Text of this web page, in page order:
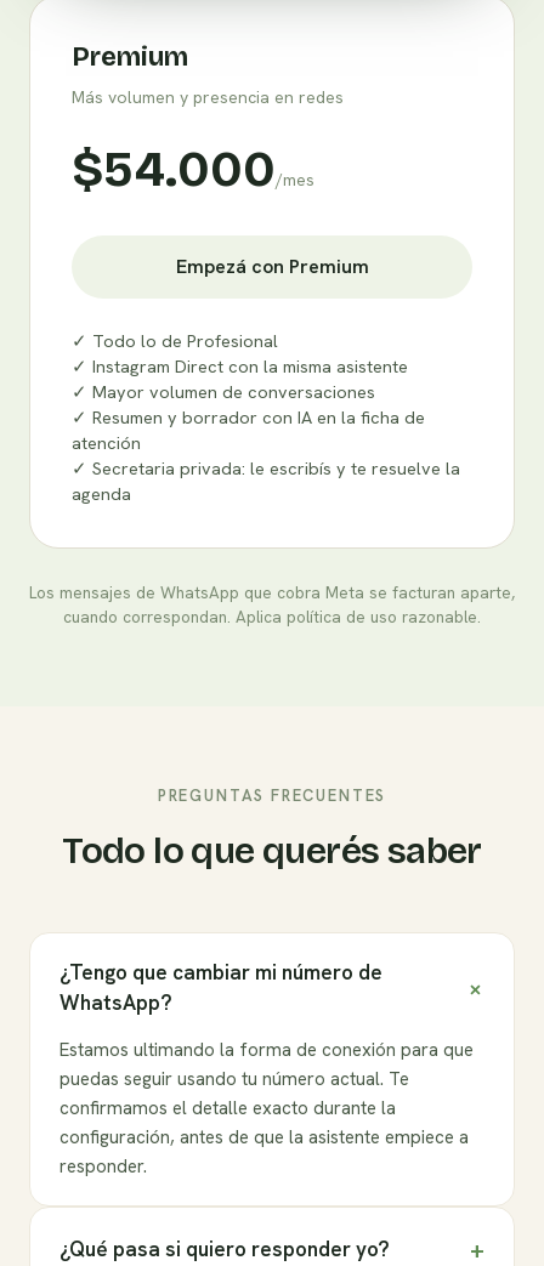
Premium
Más volumen y presencia en redes
$54.000/mes
Empezá con Premium
✓ Todo lo de Profesional
✓ Instagram Direct con la misma asistente
✓ Mayor volumen de conversaciones
✓ Resumen y borrador con IA en la ficha de
atención
✓ Secretaria privada: le escribís y te resuelve la
agenda
Los mensajes de WhatsApp que cobra Meta se facturan aparte,
cuando correspondan. Aplica política de uso razonable.
PREGUNTAS FRECUENTES
Todo lo que querés saber
¿Tengo que cambiar mi número de
WhatsApp?
+
Estamos ultimando la forma de conexión para que
puedas seguir usando tu número actual. Te
confirmamos el detalle exacto durante la
configuración, antes de que la asistente empiece a
responder.
¿Qué pasa si quiero responder yo? +